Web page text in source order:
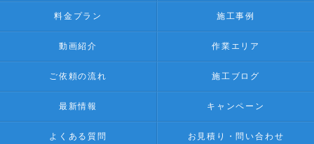
料金プラン 施工事例
動画紹介 作業エリア
ご依頼の流れ 施工ブログ
最新情報 キャンペーン
よくある質問 お見積り・問い合わせ